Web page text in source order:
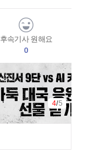
후속기사 원해요
0
4/5